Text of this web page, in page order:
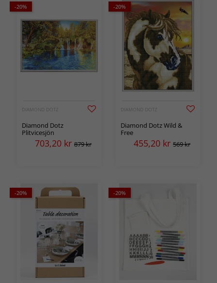
-20%
DIAMOND DOTZ
Diamond Dotz
Plitvicesjön
703,20 kr 879 kr
-20%
DIAMOND DOTZ
Diamond Dotz Wild &
Free
455,20 kr 569 kr
-20% -20%